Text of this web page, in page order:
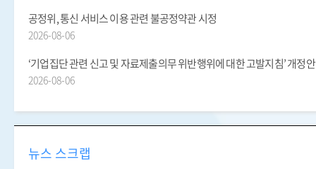
공정위, 통신 서비스 이용 관련 불공정약관 시정
2026-08-06
‘기업집단 관련 신고 및 자료제출의무 위반행위에 대한 고발지침’ 개정
2026-08-06
뉴스 스크랩